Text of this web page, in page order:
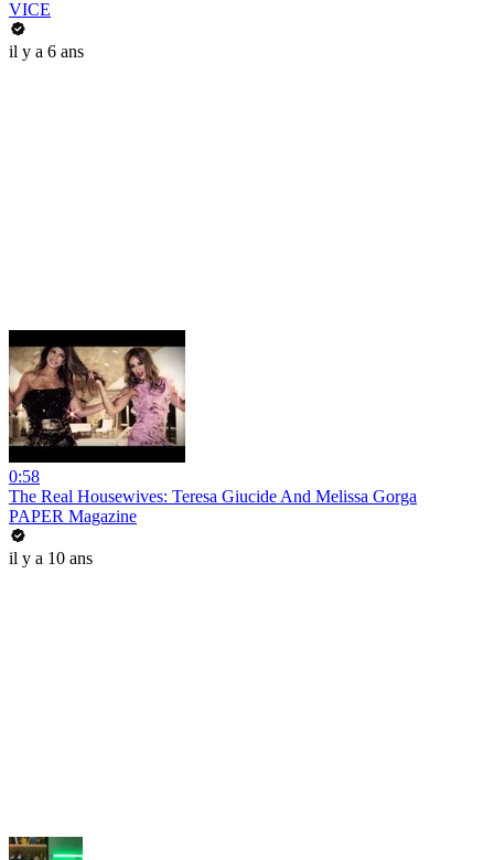
VICE
il y a 6 ans
0:58
The Real Housewives: Teresa Giucide And Melissa Gorga
PAPER Magazine
il y a 10 ans